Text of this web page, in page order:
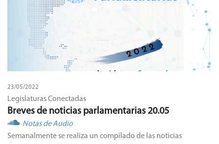
23/05/2022
Legislaturas Conectadas
Breves de noticias parlamentarias 20.05
Notas de Audio
Semanalmente se realiza un compilado de las noticias